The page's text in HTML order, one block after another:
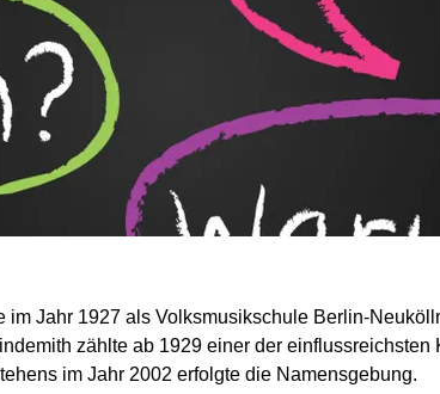
Jahr 1927 als Volksmusikschule Berlin-
zählte ab 1929 einer der einflussreichsten
im Jahr 2002 erfolgte die Namensgebung.